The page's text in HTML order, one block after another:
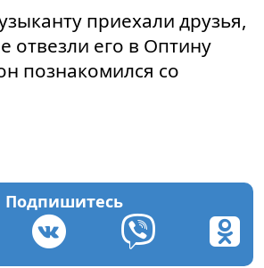
приехали друзья,
отвезли его в Оптину
познакомился со
Подпишитесь